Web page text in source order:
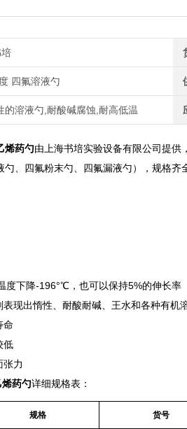
四氟溶液勺
的溶液勺,耐酸碱腐蚀,耐高低温
烯药勺由上海书培实验设备有限公司提
、四氟粉末勺、四氟漏液勺），规格齐
度下降-196°℃，也可以保持5%的伸长率
现出惰性、耐酸耐碱、王水和各种有机
命
低
张力
烯药勺详细规格表：
规格 货号